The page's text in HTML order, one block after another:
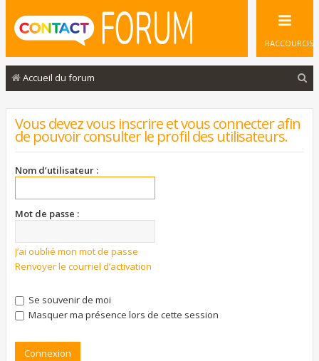
RACCOURCIS
Accueil du forum
Vous devez vous inscrire et vous connecter afin
de pouvoir consulter le profil des utilisateurs.
Nom d’utilisateur :
Mot de passe :
J’ai oublié mon mot de passe
Renvoyer le courriel d’activation
Se souvenir de moi
Masquer ma présence lors de cette session